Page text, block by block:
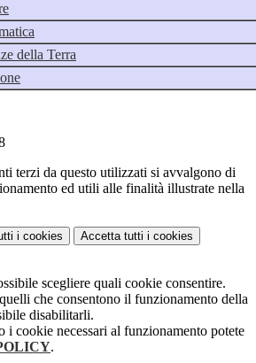
della Terra
terzi da questo utilizzati si avvalgono di
ed utili alle finalità illustrate nella
i cookies Accetta tutti i cookies
scegliere quali cookie consentire.
che consentono il funzionamento della
disabilitarli.
i cookie necessari al funzionamento potete
.